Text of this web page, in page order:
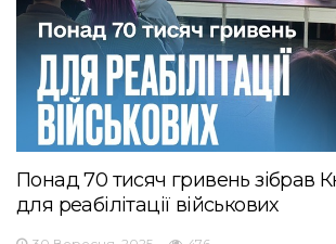
Понад 70 тисяч гривень зібрав
для реабілітації військових